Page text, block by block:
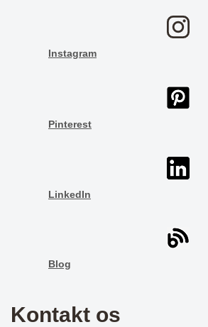
Instagram
Pinterest
LinkedIn
Blog
Kontakt os